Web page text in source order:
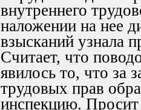
внутреннего
наложении на нее
взысканий узнала
Считает, что
явилось то, что за
трудовых прав
инспекцию. Просит